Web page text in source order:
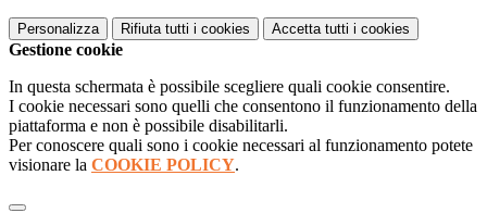
Personalizza Rifiuta tutti i cookies Accetta tutti i cookies
Gestione cookie
In questa schermata è possibile scegliere quali cookie consentire.
I cookie necessari sono quelli che consentono il funzionamento della
piattaforma e non è possibile disabilitarli.
Per conoscere quali sono i cookie necessari al funzionamento potete
visionare la COOKIE POLICY.